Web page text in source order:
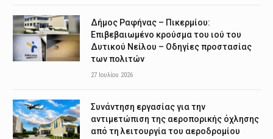
Δήμος Ραφήνας – Πικερμίου:
Επιβεβαιωμένο κρούσμα του ιού του
Δυτικού Νείλου – Οδηγίες προστασίας
των πολιτών
27 Ιουλίου 2026
Συνάντηση εργασίας για την
αντιμετώπιση της αεροπορικής όχλησης
από τη λειτουργία του αεροδρομίου